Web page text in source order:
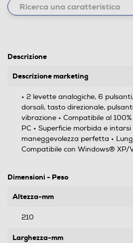
Descrizione
Descrizione marketing
• 2 levette analogiche, 6
dorsali, tasto direzionale,
vibrazione • Compatibile al
PC • Superficie morbida e
maneggevolezza perfetta •
Compatibile con Windows®
Dimensioni - Peso
Altezza-mm
210
Larghezza-mm